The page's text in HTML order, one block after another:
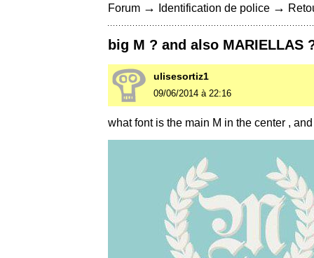
Forum → Identification de police →
big M ? and also MARIELLAS
ulisesortiz1
09/06/2014 à 22:16
what font is the main M in the center ,